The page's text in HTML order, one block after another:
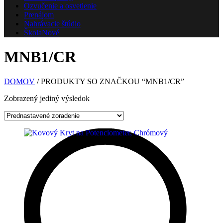
Ozvučenie a osvetlenie
Prenájom
Nahrávacie štúdio
ŠkolaNové
MNB1/CR
DOMOV / PRODUKTY SO ZNAČKOU “MNB1/CR”
Zobrazený jediný výsledok